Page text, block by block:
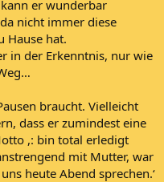
er wunderbar
nicht immer diese
Hause hat.
in der Erkenntnis, nur wie
braucht. Vielleicht
dass er zumindest eine
,: bin total erledigt
mit Mutter, war
heute Abend sprechen.‘